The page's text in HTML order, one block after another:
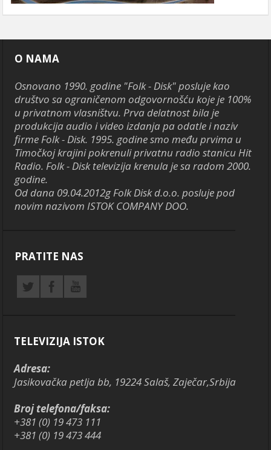
O NAMA
Osnovano 1990. godine "Folk - Disk" posluje kao
društvo sa ograničenom odgovornošću koje je 100%
u privatnom vlasništvu. Prva delatnost bila je
produkcija audio i video izdanja pa odatle i naziv
firme Folk - Disk. 1995. godine smo među prvima u
Timočkoj krajini pokrenuli privatnu radio stanicu Hit
Radio. Folk - Disk televizija krenula je sa radom 2000.
godine.
Od dana 09.04.2012g Folk Disk d.o.o. posluje pod
novim nazivom ISTOK COMPANY DOO.
PRATITE NAS
TELEVIZIJA ISTOK
Adresa:
Jasikovačka petlja bb, 19224 Salaš, Zaječar,Srbija
Broj telefona/faksa:
+381 (0) 19 473 111
+381 (0) 19 473 444